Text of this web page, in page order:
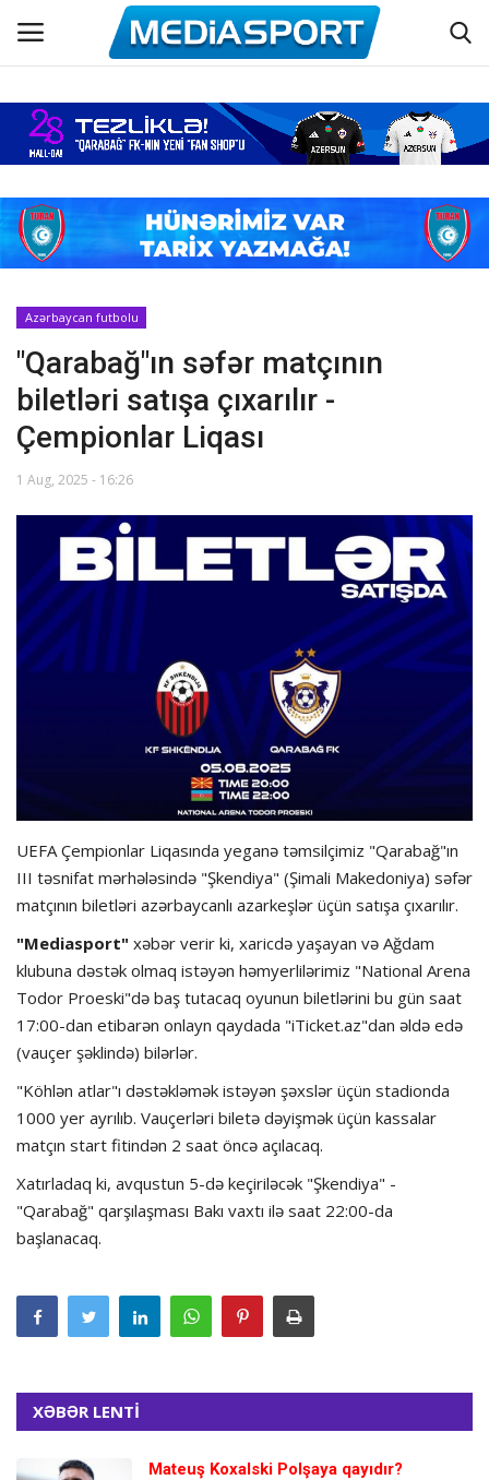
Əsas
Azərbaycan futbolu
Maraqlı
Əlaqə
Haqqımızda
Köşə yazıları
Dünya futbolu
Hadisə
Olimpiada
Layihə
Azərbaycan futbolu
"Qarabağ"ın səfər matçının
biletləri satışa çıxarılır -
Çempionlar Liqası
1 Aug, 2025 - 16:26
UEFA Çempionlar Liqasında yeganə təmsilçimiz "Qarabağ"ın
III təsnifat mərhələsində "Şkendiya" (Şimali Makedoniya) səfər
matçının biletləri azərbaycanlı azarkeşlər üçün satışa çıxarılır.
"Mediasport" xəbər verir ki, xaricdə yaşayan və Ağdam
klubuna dəstək olmaq istəyən həmyerlilərimiz "National Arena
Todor Proeski"də baş tutacaq oyunun biletlərini bu gün saat
17:00-dan etibarən onlayn qaydada "iTicket.az"dan əldə edə
(vauçer şəklində) bilərlər.
"Köhlən atlar"ı dəstəkləmək istəyən şəxslər üçün stadionda
1000 yer ayrılıb. Vauçerləri biletə dəyişmək üçün kassalar
matçın start fitindən 2 saat öncə açılacaq.
Xatırladaq ki, avqustun 5-də keçiriləcək "Şkendiya" -
"Qarabağ" qarşılaşması Bakı vaxtı ilə saat 22:00-da
başlanacaq.
XƏBƏR LENTİ
Mateuş Koxalski Polşaya qayıdır?